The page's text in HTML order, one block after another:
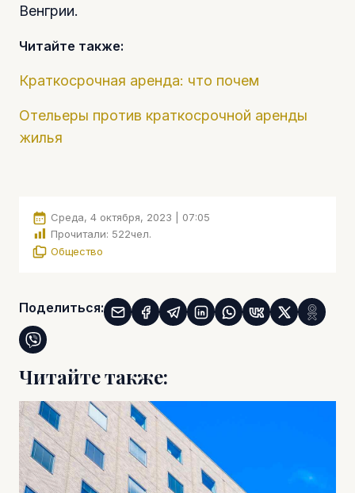
Венгрии.
Читайте также:
Краткосрочная аренда: что почем
Отельеры против краткосрочной аренды
жилья
Среда, 4 октября, 2023 | 07:05
Прочитали: 522чел.
Общество
Поделиться:
Читайте также: